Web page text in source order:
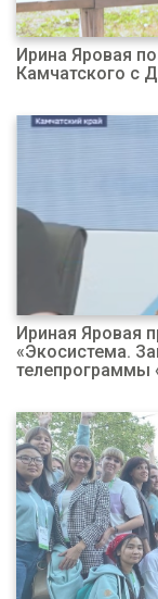
Ирина Яровая
Камчатского с
Ириная Яровая
«Экосистема.
телепрограммы